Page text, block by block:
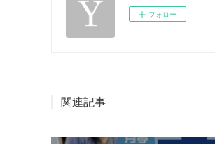
フォロー
関連記事